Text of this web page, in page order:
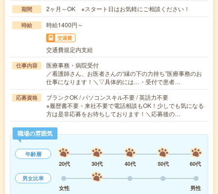
期間 2ヶ月～OK ※スタート日はお気軽にご相談ください！
時給 時給1400円～
交通費
交通費規定内支給
仕事内容
医療事務・病院受付
／看護師さん、お医者さんの“縁の下の力持ち”医療事務のお
仕事になります！＼▽具体的には…・受付で患者…
応募資格
ブランクOK / パソコンスキル不要 / 英語力不要
※履歴書不要・来社不要で電話相談もOK！少しでも気になる
方は是非応募をお待ちしております！＼応募後の…
職場の雰囲気
年齢層
20代
30代 40代 50代
60代
男女比率
女性
男性